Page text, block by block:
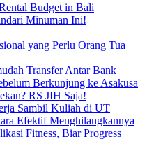
Budget in Bali
Minuman Ini!
yang Perlu Orang Tua
Transfer Antar Bank
Berkunjung ke Asakusa
RS JIH Saja!
Sambil Kuliah di UT
Efektif Menghilangkannya
Fitness, Biar Progress